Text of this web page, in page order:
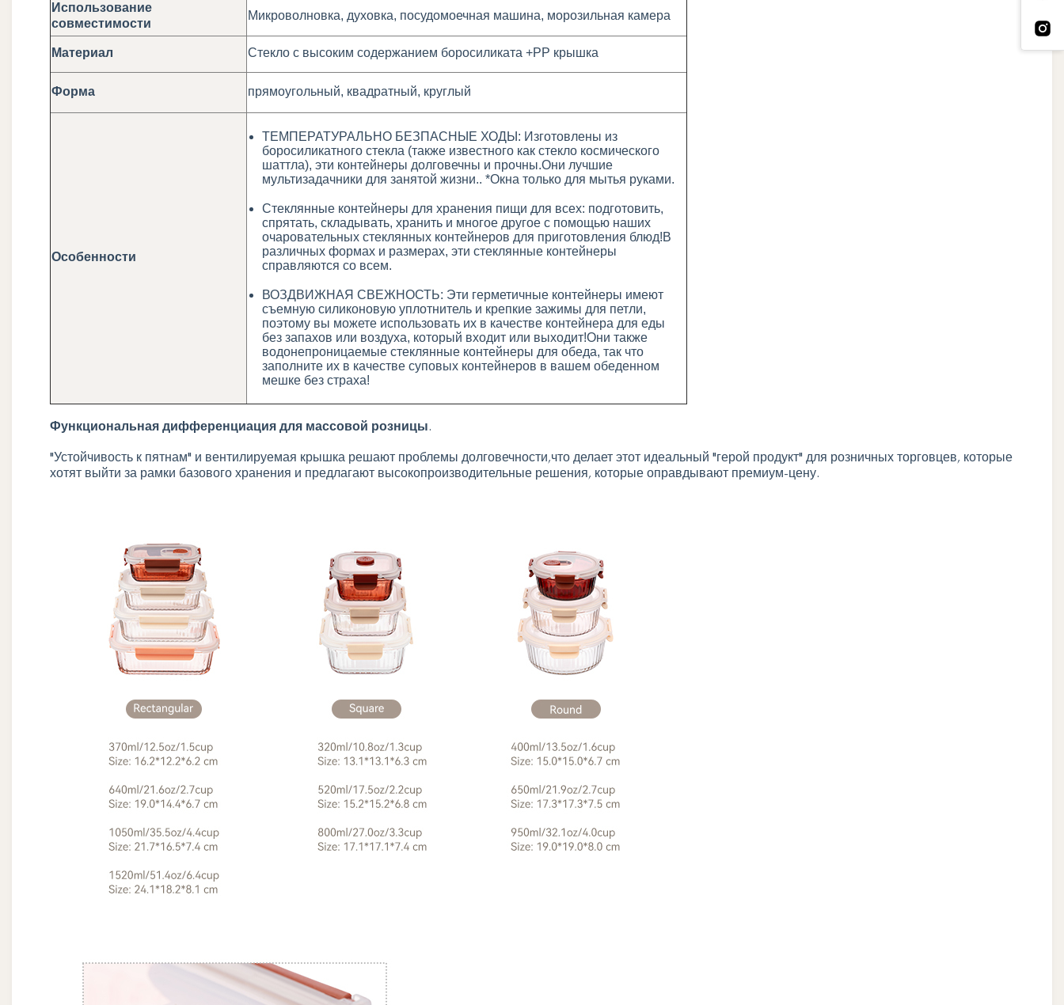
Использование
совместимости
Микроволновка, духовка, посудомоечная машина, морозильная камера
Материал Стекло с высоким содержанием боросиликата +PP крышка
Форма прямоугольный, квадратный, круглый
Особенности
ТЕМПЕРАТУРАЛЬНО БЕЗПАСНЫЕ ХОДЫ: Изготовлены из
боросиликатного стекла (также известного как стекло космического
шаттла), эти контейнеры долговечны и прочны.Они лучшие
мультизадачники для занятой жизни.. *Окна только для мытья руками.
Стеклянные контейнеры для хранения пищи для всех: подготовить,
спрятать, складывать, хранить и многое другое с помощью наших
очаровательных стеклянных контейнеров для приготовления блюд!В
различных формах и размерах, эти стеклянные контейнеры
справляются со всем.
ВОЗДВИЖНАЯ СВЕЖНОСТЬ: Эти герметичные контейнеры имеют
съемную силиконовую уплотнитель и крепкие зажимы для петли,
поэтому вы можете использовать их в качестве контейнера для еды
без запахов или воздуха, который входит или выходит!Они также
водонепроницаемые стеклянные контейнеры для обеда, так что
заполните их в качестве суповых контейнеров в вашем обеденном
мешке без страха!
Функциональная дифференциация для массовой розницы.
"Устойчивость к пятнам" и вентилируемая крышка решают проблемы долговечности,что делает этот идеальный "герой продукт" для розничных торговцев, которые
хотят выйти за рамки базового хранения и предлагают высокопроизводительные решения, которые оправдывают премиум-цену.